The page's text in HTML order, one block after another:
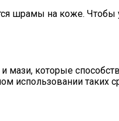
шрамы на коже.
которые
использовании